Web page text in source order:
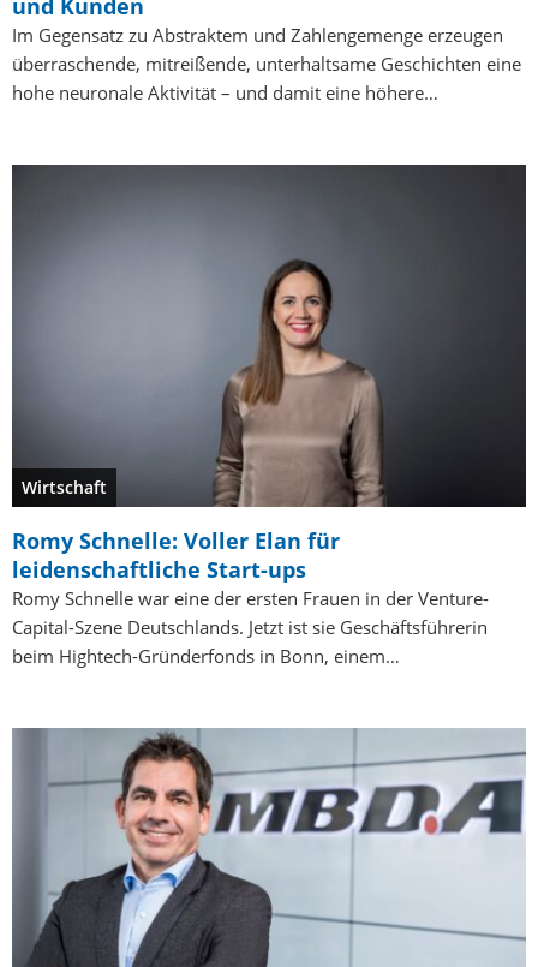
und Kunden
Im Gegensatz zu Abstraktem und Zahlengemenge erzeugen
überraschende, mitreißende, unterhaltsame Geschichten eine
hohe neuronale Aktivität – und damit eine höhere…
Wirtschaft
Romy Schnelle: Voller Elan für
leidenschaftliche Start-ups
Romy Schnelle war eine der ersten Frauen in der Venture-
Capital-Szene Deutschlands. Jetzt ist sie Geschäftsführerin
beim Hightech-Gründerfonds in Bonn, einem…